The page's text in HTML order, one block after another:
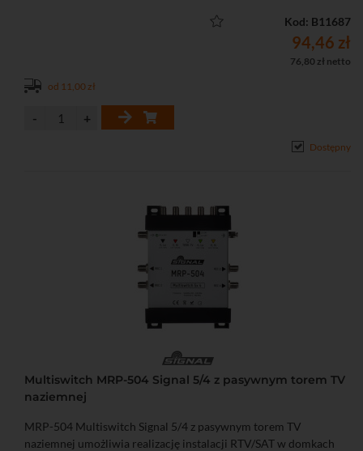
Kod: B11687
94,46 zł
76,80 zł netto
od 11,00 zł
Dostępny
Multiswitch MRP-504 Signal 5/4 z pasywnym torem TV
naziemnej
MRP-504 Multiswitch Signal 5/4 z pasywnym torem TV
naziemnej umożliwia realizację instalacji RTV/SAT w domkach